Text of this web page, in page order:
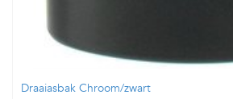
Draaiasbak Chroom/zwart